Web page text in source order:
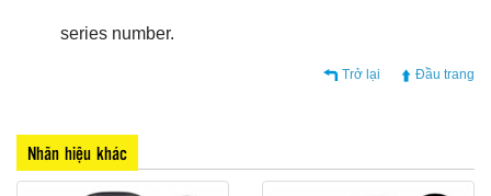
series number.
Trở lại Đầu trang
Nhãn hiệu khác